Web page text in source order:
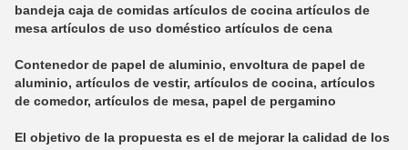
bandeja caja de comidas artículos de cocina artículos de
mesa artículos de uso doméstico artículos de cena
Contenedor de papel de aluminio, envoltura de papel de
aluminio, artículos de vestir, artículos de cocina, artículos
de comedor, artículos de mesa, papel de pergamino
El objetivo de la propuesta es el de mejorar la calidad de los